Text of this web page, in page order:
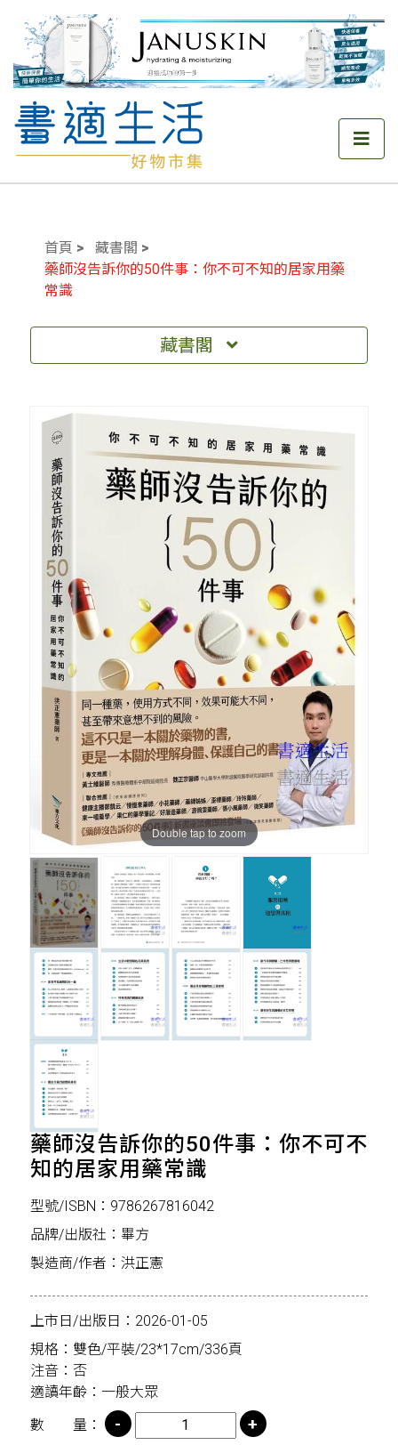
首頁
藏書閣
藥師沒告訴你的50件事：你不可不知的居家用藥
常識
藏書閣
Double tap to zoom
藥師沒告訴你的50件事：你不可不
知的居家用藥常識
型號/ISBN：9786267816042
品牌/出版社：畢方
製造商/作者：洪正憲
上市日/出版日：2026-01-05
規格：雙色/平裝/23*17cm/336頁
注音：否
適讀年齡：一般大眾
數 量：